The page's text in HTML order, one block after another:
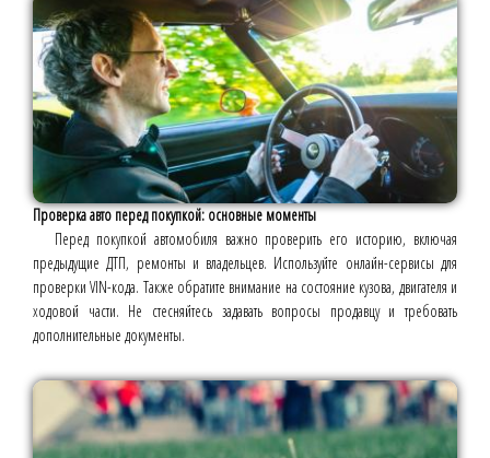
Проверка авто перед покупкой: основные моменты
Перед покупкой автомобиля важно проверить его историю, включая
предыдущие ДТП, ремонты и владельцев. Используйте онлайн-сервисы для
проверки VIN-кода. Также обратите внимание на состояние кузова, двигателя и
ходовой части. Не стесняйтесь задавать вопросы продавцу и требовать
дополнительные документы.